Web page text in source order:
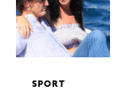
SPORT